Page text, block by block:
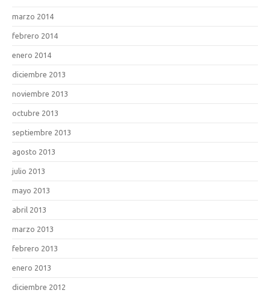
marzo 2014
febrero 2014
enero 2014
diciembre 2013
noviembre 2013
octubre 2013
septiembre 2013
agosto 2013
julio 2013
mayo 2013
abril 2013
marzo 2013
febrero 2013
enero 2013
diciembre 2012